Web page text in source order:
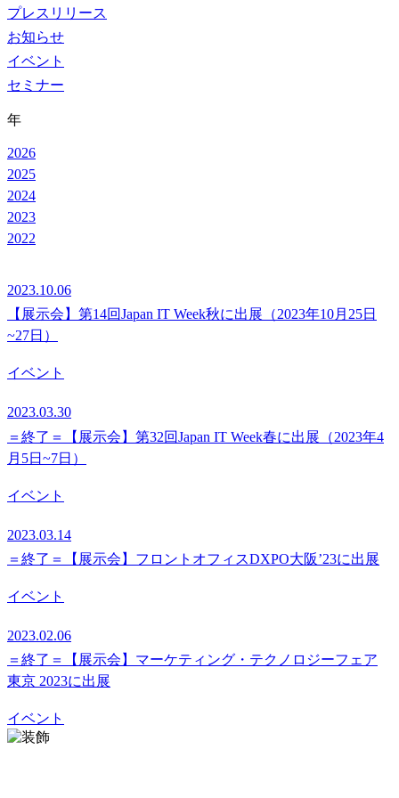
プレスリリース
お知らせ
イベント
セミナー
年
2026
2025
2024
2023
2022
2023.10.06
【展示会】第14回Japan IT Week秋に出展（2023年10月25日
~27日）
イベント
2023.03.30
＝終了＝【展示会】第32回Japan IT Week春に出展（2023年4
月5日~7日）
イベント
2023.03.14
＝終了＝【展示会】フロントオフィスDXPO大阪’23に出展
イベント
2023.02.06
＝終了＝【展示会】マーケティング・テクノロジーフェア
東京 2023に出展
イベント